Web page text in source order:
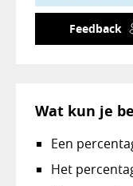
Feedback
Wat kun je
Een
Het